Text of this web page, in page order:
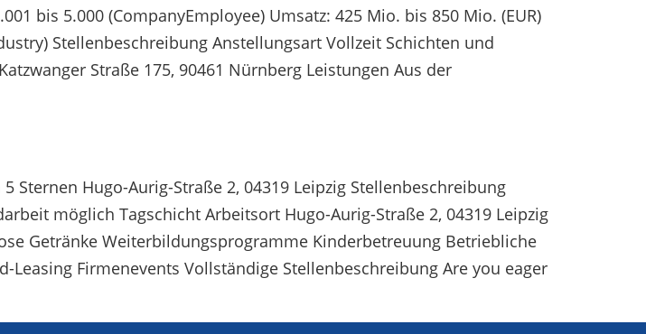
bis 5.000 (CompanyEmployee) Umsatz: 425 Mio. bis 850 Mio. (EUR)
Stellenbeschreibung Anstellungsart Vollzeit Schichten und
Straße 175, 90461 Nürnberg Leistungen Aus der
Hugo-Aurig-Straße 2, 04319 Leipzig Stellenbeschreibung
möglich Tagschicht Arbeitsort Hugo-Aurig-Straße 2, 04319 Leipzig
Getränke Weiterbildungsprogramme Kinderbetreuung Betriebliche
Firmenevents Vollständige Stellenbeschreibung Are you eager